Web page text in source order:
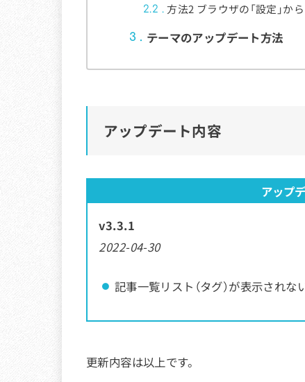
2.2 方法2 ブラウザの「設定」か
3 テーマのアップデート方法
アップデート内容
アップ
v3.3.1
2022-04-30
記事一覧リスト（タグ）が表示されな
更新内容は以上です。